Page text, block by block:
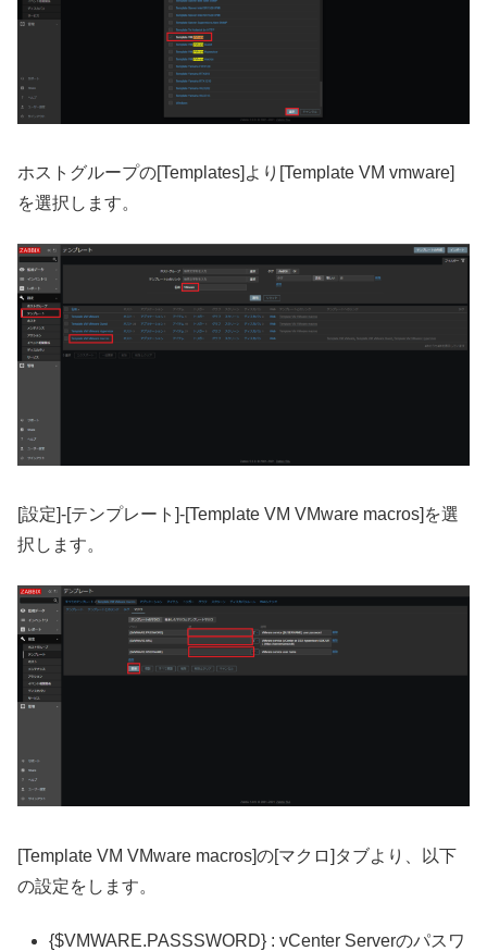
ホストグループの[Templates]より[Template VM vmware]
を選択します。
[設定]-[テンプレート]-[Template VM VMware macros]を選
択します。
[Template VM VMware macros]の[マクロ]タブより、以下
の設定をします。
{$VMWARE.PASSSWORD} : vCenter Serverのパスワ